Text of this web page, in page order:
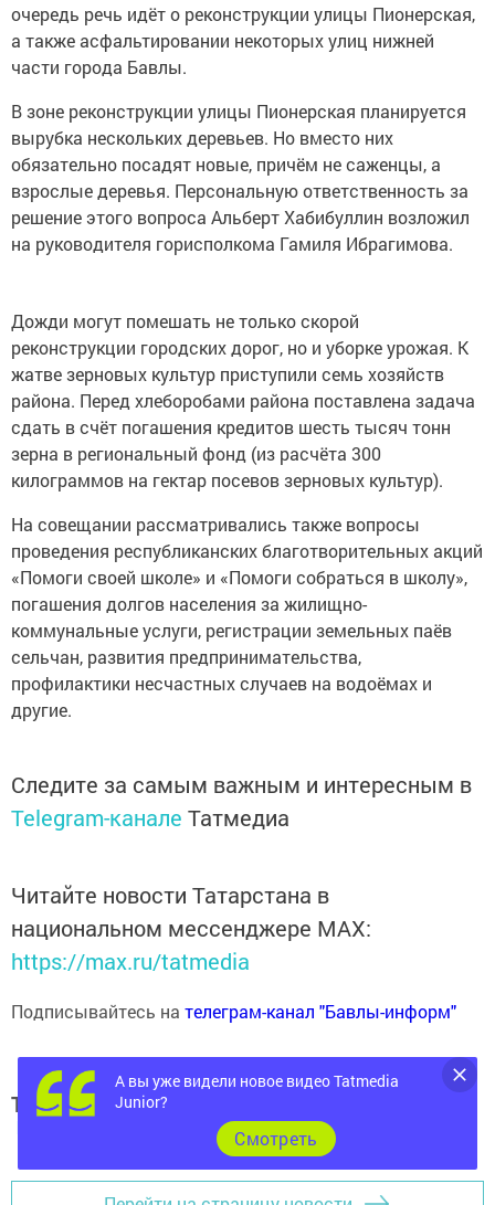
очередь речь идёт о реконструкции улицы Пионерская,
а также асфальтировании некоторых улиц нижней
части города Бавлы.
В зоне реконструкции улицы Пионерская планируется
вырубка нескольких деревьев. Но вместо них
обязательно посадят новые, причём не саженцы, а
взрослые деревья. Персональную ответственность за
решение этого вопроса Альберт Хабибуллин возложил
на руководителя горисполкома Гамиля Ибрагимова.
Дожди могут помешать не только скорой
реконструкции городских дорог, но и уборке урожая. К
жатве зерновых культур приступили семь хозяйств
района. Перед хлеборобами района поставлена задача
сдать в счёт погашения кредитов шесть тысяч тонн
зерна в региональный фонд (из расчёта 300
килограммов на гектар посевов зерновых культур).
На совещании рассматривались также вопросы
проведения республиканских благотворительных акций
«Помоги своей школе» и «Помоги собраться в школу»,
погашения долгов населения за жилищно-
коммунальные услуги, регистрации земельных паёв
сельчан, развития предпринимательства,
профилактики несчастных случаев на водоёмах и
другие.
Следите за самым важным и интересным в
Telegram-канале Татмедиа
Читайте новости Татарстана в
национальном мессенджере MАХ:
https://max.ru/tatmedia
Подписывайтесь на телеграм-канал "Бавлы-информ"
Теги:
А вы уже видели новое видео Tatmedia
Junior?
Cмотреть